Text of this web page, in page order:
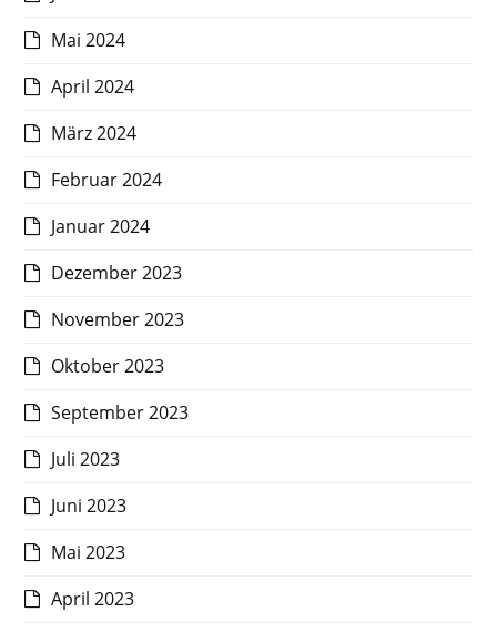
Mai 2024
April 2024
März 2024
Februar 2024
Januar 2024
Dezember 2023
November 2023
Oktober 2023
September 2023
Juli 2023
Juni 2023
Mai 2023
April 2023